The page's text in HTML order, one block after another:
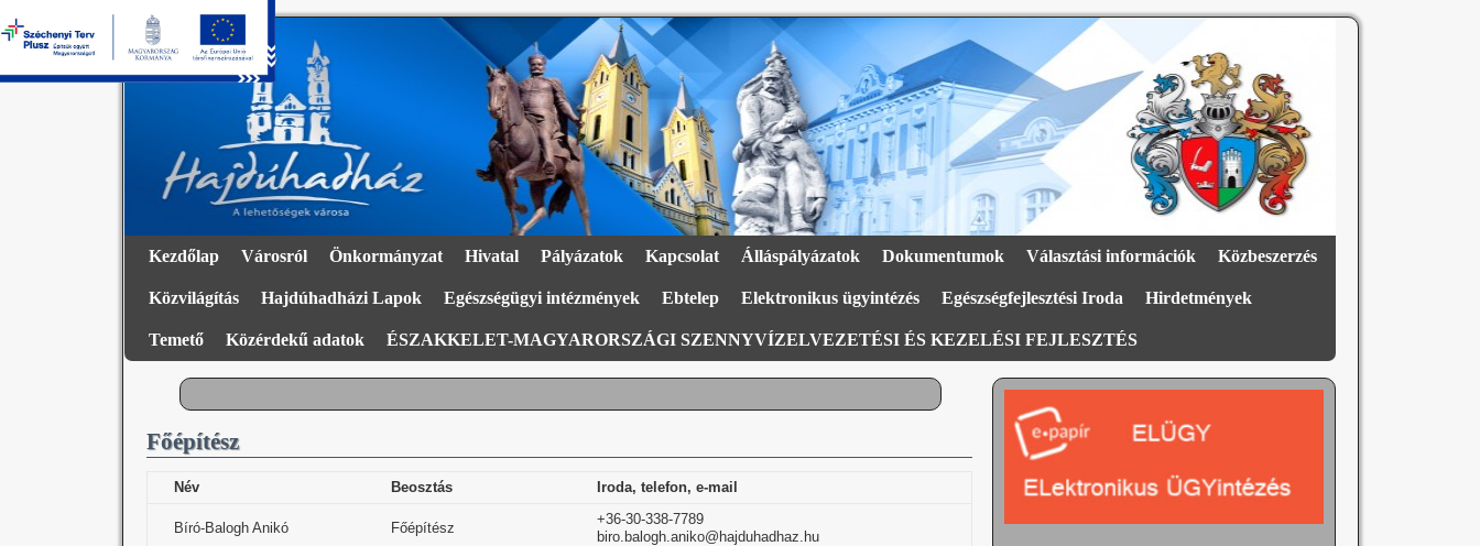
Kezdőlap Városról Önkormányzat Hivatal Pályázatok Kapcsolat Álláspályázatok Dokumentumok Választási információk Közbeszerzés
Közvilágítás Hajdúhadházi Lapok Egészségügyi intézmények Ebtelep Elektronikus ügyintézés Egészségfejlesztési Iroda Hirdetmények
Temető Közérdekű adatok ÉSZAKKELET-MAGYARORSZÁGI SZENNYVÍZELVEZETÉSI ÉS KEZELÉSI FEJLESZTÉS
Főépítész
Név Beosztás Iroda, telefon, e-mail
Bíró-Balogh Anikó Főépítész
+36-30-338-7789
biro.balogh.aniko@hajduhadhaz.hu